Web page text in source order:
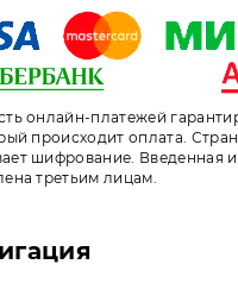
онлайн-платежей
происходит оплата.
шифрование. Введенная
третьим лицам.